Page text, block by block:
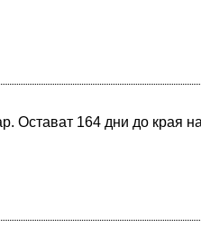
Остават 164 дни до края